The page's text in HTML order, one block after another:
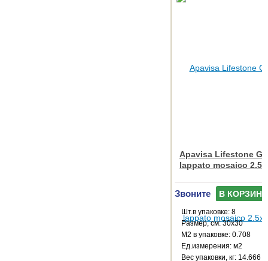
Apavisa Lifestone
lappato mosaico
Звоните В КОРЗИНУ
Шт.в упаковке: 8
Размер, см: 30x30
М2 в упаковке: 0.708
Ед.измерения: м2
Веc упаковки, кг: 14.666